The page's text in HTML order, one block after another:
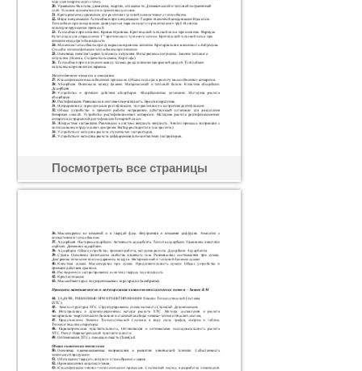
Посмотреть все страницы